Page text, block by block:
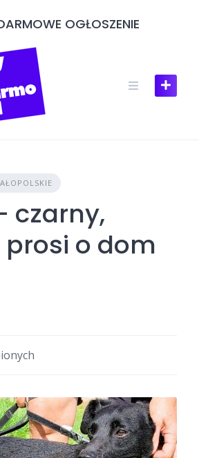
OGŁOSZENIE
czarny,
prosi o dom